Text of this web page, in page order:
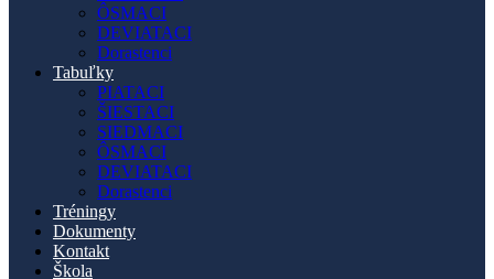
ÔSMACI
DEVIATACI
Dorastenci
Tabuľky
PIATACI
ŠIESTACI
SIEDMACI
ÔSMACI
DEVIATACI
Dorastenci
Tréningy
Dokumenty
Kontakt
Škola